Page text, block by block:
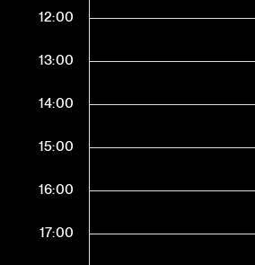
12:00
13:00
14:00
15:00
16:00
17:00